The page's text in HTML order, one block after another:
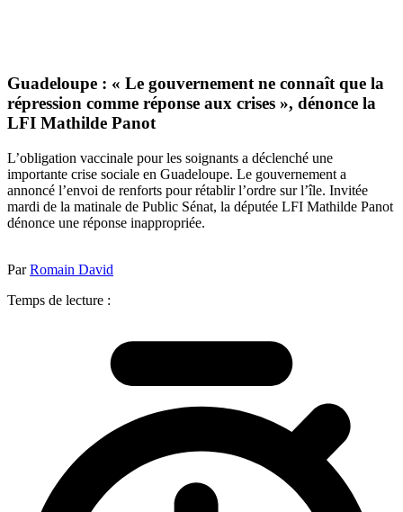
Guadeloupe : « Le gouvernement ne connaît que la
répression comme réponse aux crises », dénonce la
LFI Mathilde Panot
L’obligation vaccinale pour les soignants a déclenché une
importante crise sociale en Guadeloupe. Le gouvernement a
annoncé l’envoi de renforts pour rétablir l’ordre sur l’île. Invitée
mardi de la matinale de Public Sénat, la députée LFI Mathilde Panot
dénonce une réponse inappropriée.
ParRomain David
Temps de lecture :